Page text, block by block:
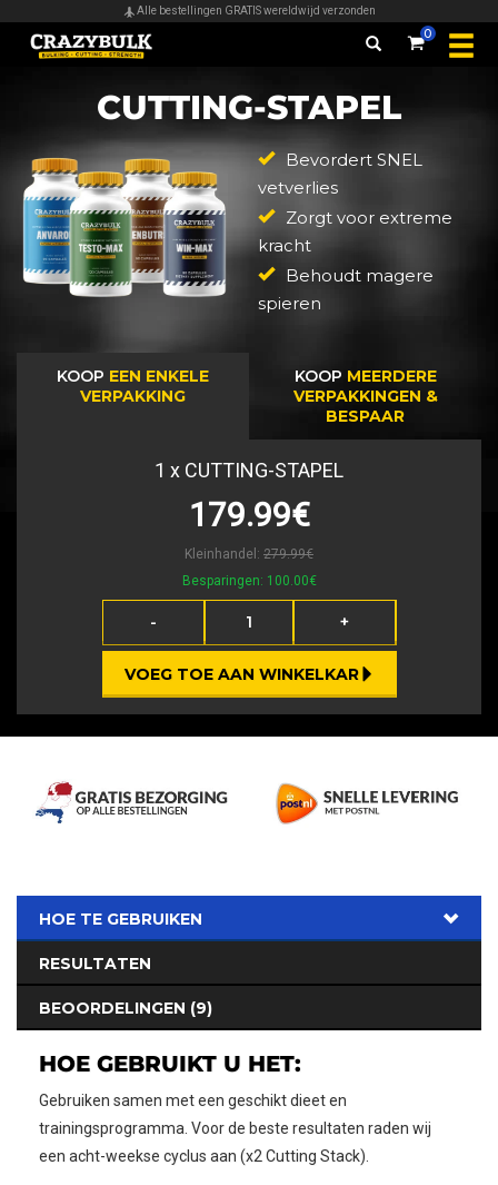
Alle bestellingen GRATIS wereldwijd verzonden
0
CUTTING-STAPEL
Bevordert SNEL
vetverlies
Zorgt voor extreme
kracht
Behoudt magere
spieren
KOOP EEN ENKELE
VERPAKKING
KOOP MEERDERE
VERPAKKINGEN &
BESPAAR
1 x CUTTING-STAPEL
179.99€
Kleinhandel: 279.99€
Besparingen: 100.00€
- +
VOEG TOE AAN WINKELKAR
HOE TE GEBRUIKEN
RESULTATEN
BEOORDELINGEN (9)
HOE GEBRUIKT U HET:
Gebruiken samen met een geschikt dieet en
trainingsprogramma. Voor de beste resultaten raden wij
een acht-weekse cyclus aan (x2 Cutting Stack).